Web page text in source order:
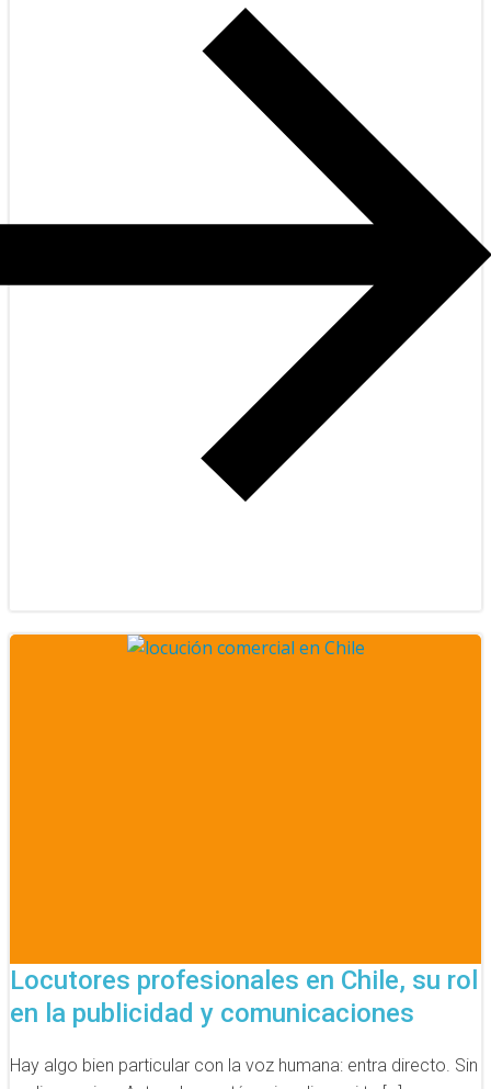
Locutores profesionales en Chile, su rol
en la publicidad y comunicaciones
Hay algo bien particular con la voz humana: entra directo. Sin